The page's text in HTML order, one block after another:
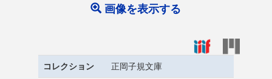
画像を表示する
コレクション 正岡子規文庫